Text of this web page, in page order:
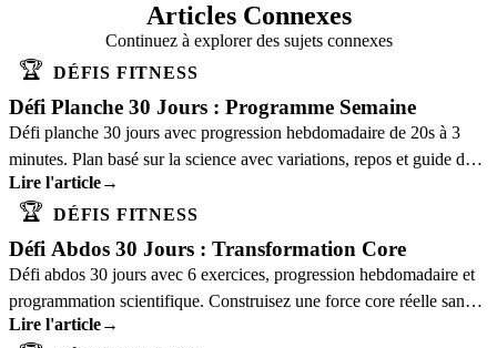
Articles Connexes
Continuez à explorer des sujets connexes
🏆 DÉFIS FITNESS
Défi Planche 30 Jours : Programme Semaine
Défi planche 30 jours avec progression hebdomadaire de 20s à 3
minutes. Plan basé sur la science avec variations, repos et guide de
posture pour un core solide.
Lire l'article→
🏆 DÉFIS FITNESS
Défi Abdos 30 Jours : Transformation Core
Défi abdos 30 jours avec 6 exercices, progression hebdomadaire et
programmation scientifique. Construisez une force core réelle sans
équipement.
Lire l'article→